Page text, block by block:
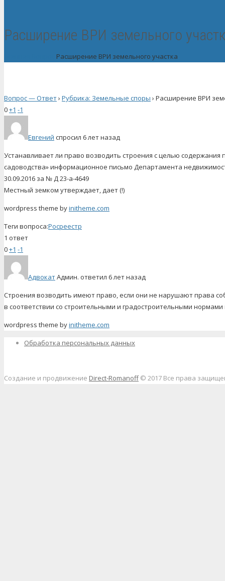
Расширение ВРИ земельного
Расширение ВРИ земельного участка
Вопрос — Ответ› Рубрика: Земельные споры › Расширение ВРИ
0+1 -1
Евгений спросил 6 лет назад
Устанавливает ли право возводить строения с целью содержания
садоводства» информационное письмо Департамента
30.09.2016 за № Д 23-а-4649
Местный земком утверждает, дает (!)
wordpress theme byinitheme.com
Теги вопроса:Росреестр
1 ответ
0+1 -1
АдвокатАдмин. ответил 6 лет назад
Строения возводить имеют право, если они не нарушают права
в соответствии со строительными и градостроительными
wordpress theme byinitheme.com
Обработка персональных данных
Создание и продвижение Direct-Romanoff© 2017 Все права